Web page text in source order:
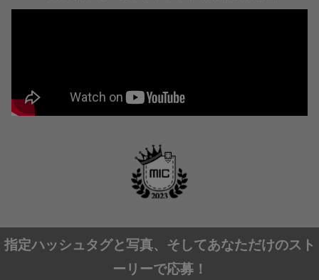
指定ハッシュタグと写真、そしてあなただけのスト
ーリーで応募！